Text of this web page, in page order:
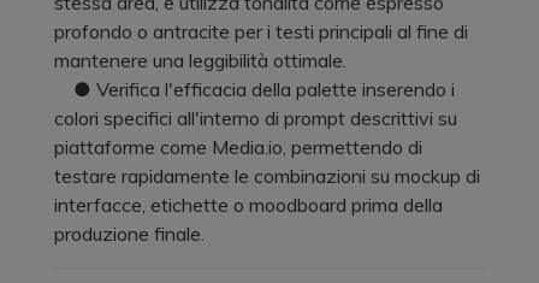
profondo o antracite per i testi principali al fine di
mantenere una leggibilità ottimale.
● Verifica l'efficacia della palette inserendo i
colori specifici all'interno di prompt descrittivi su
piattaforme come Media.io, permettendo di
testare rapidamente le combinazioni su mockup di
interfacce, etichette o moodboard prima della
produzione finale.